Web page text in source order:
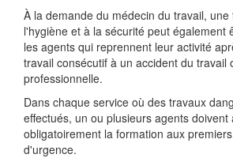
À la demande du médecin du travail,
l'hygiène et à la sécurité peut également
les agents qui reprennent leur activité
travail consécutif à un accident du travail
professionnelle.
Dans chaque service où des travaux
effectués, un ou plusieurs agents doivent
obligatoirement la formation aux
d'urgence.